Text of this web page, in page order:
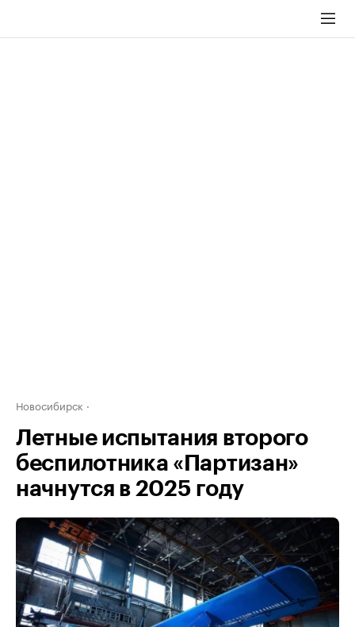
Новосибирск
Летные испытания второго
беспилотника «Партизан»
начнутся в 2025 году